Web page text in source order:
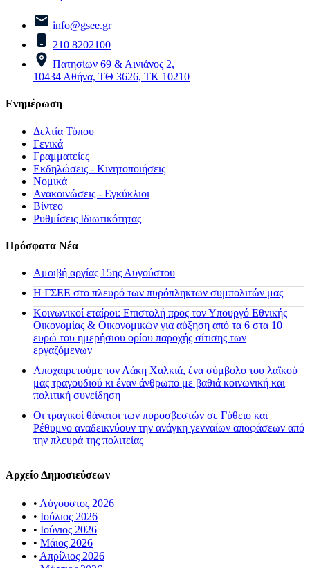
info@gsee.gr
210 8202100
Πατησίων 69 & Αινιάνος 2,
10434 Αθήνα, ΤΘ 3626, ΤΚ 10210
Ενημέρωση
Δελτία Τύπου
Γενικά
Γραμματείες
Εκδηλώσεις - Κινητοποιήσεις
Νομικά
Ανακοινώσεις - Εγκύκλιοι
Βίντεο
Ρυθμίσεις Ιδιωτικότητας
Πρόσφατα Νέα
Αμοιβή αργίας 15ης Αυγούστου
H ΓΣΕΕ στο πλευρό των πυρόπληκτων συμπολιτών μας
Κοινωνικοί εταίροι: Επιστολή προς τον Υπουργό Εθνικής
Οικονομίας & Οικονομικών για αύξηση από τα 6 στα 10
ευρώ του ημερήσιου ορίου παροχής σίτισης των
εργαζόμενων
Αποχαιρετούμε τον Λάκη Χαλκιά, ένα σύμβολο του λαϊκού
μας τραγουδιού κι έναν άνθρωπο με βαθιά κοινωνική και
πολιτική συνείδηση
Οι τραγικοί θάνατοι των πυροσβεστών σε Γύθειο και
Ρέθυμνο αναδεικνύουν την ανάγκη γενναίων αποφάσεων από
την πλευρά της πολιτείας
Αρχείο Δημοσιεύσεων
• Αύγουστος 2026
• Ιούλιος 2026
• Ιούνιος 2026
• Μάιος 2026
• Απρίλιος 2026